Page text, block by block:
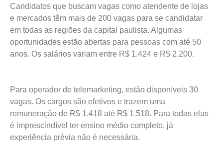
Candidatos que buscam vagas como atendente de lojas
e mercados têm mais de 200 vagas para se candidatar
em todas as regiões da capital paulista. Algumas
oportunidades estão abertas para pessoas com até 50
anos. Os salários variam entre R$ 1.424 e R$ 2.200.
Para operador de telemarketing, estão disponíveis 30
vagas. Os cargos são efetivos e trazem uma
remuneração de R$ 1.418 até R$ 1.518. Para todas elas
é imprescindível ter ensino médio completo, já
experiência prévia não é necessária.